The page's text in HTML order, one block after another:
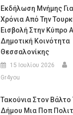
Εκδήλωση Μνήμης
Χρόνια Από Την
Εισβολή Στην Κύπρο
Δημοτική Κοινότητα
Θεσσαλονίκης
15 Ιουλίου 2026
Gr4you
Τακούνια Στον Βάλτο
Δήμου Μια Ποπ